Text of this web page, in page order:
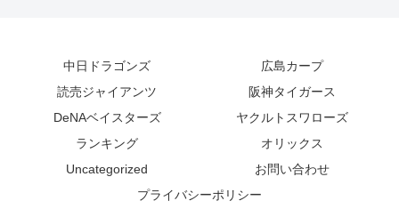
中日ドラゴンズ
広島カープ
読売ジャイアンツ
阪神タイガース
DeNAベイスターズ
ヤクルトスワローズ
ランキング
オリックス
Uncategorized
お問い合わせ
プライバシーポリシー